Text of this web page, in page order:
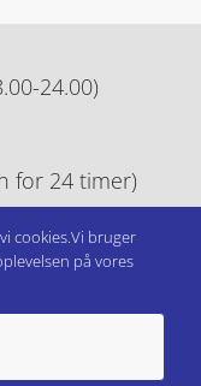
24.00)
for 24 timer)
cookies.Vi bruger
på vores